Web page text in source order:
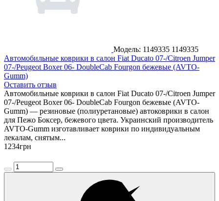
Модель: 1149335 1149335
Автомобильные коврики в салон Fiat Ducato 07-/Citroen Jumper
07-/Peugeot Boxer 06- DoubleCab Fourgon бежевые (AVTO-
Gumm)
Оставить отзыв
Автомобильные коврики в салон Fiat Ducato 07-/Citroen Jumper
07-/Peugeot Boxer 06- DoubleCab Fourgon бежевые (AVTO-
Gumm) — резиновые (полиуретановые) автоковрики в салон
для Пежо Боксер, бежевого цвета. Украинский производитель
AVTO-Gumm изготавливает коврики по индивидуальным
лекалам, снятым...
1234грн